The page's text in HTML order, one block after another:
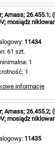
Amass; 26.455.1;
mosiądz
11434
61 szt.
1
1
informacje
Amass; 26.455.2;
mosiądz
11435